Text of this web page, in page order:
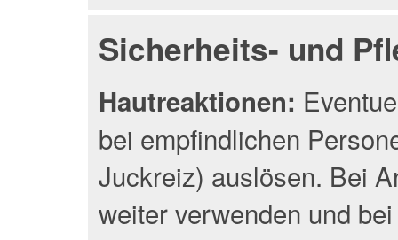
Sicherheits- und
Hautreaktionen:
bei empfindlichen
Juckreiz) auslösen. Bei
weiter verwenden und